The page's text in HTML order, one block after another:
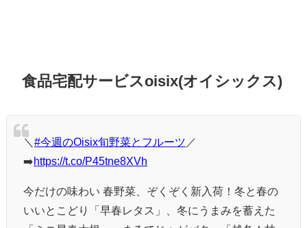
食品宅配サービスoisix(オイシックス)
＼ #今週のOisix旬野菜とフルーツ ／
➡️https://t.co/P45tne8XVh
今だけの味わい 春野菜、ぞくぞく新入荷！冬と春の
いいとこどり「早春レタス」、冬にうまみを蓄えた